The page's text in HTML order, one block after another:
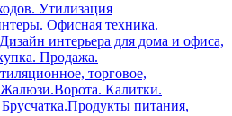
Утилизация
Офисная техника.
Дизайн интерьера для дома и офиса,
Продажа.
торговое,
Ворота. Калитки.
Продукты питания,